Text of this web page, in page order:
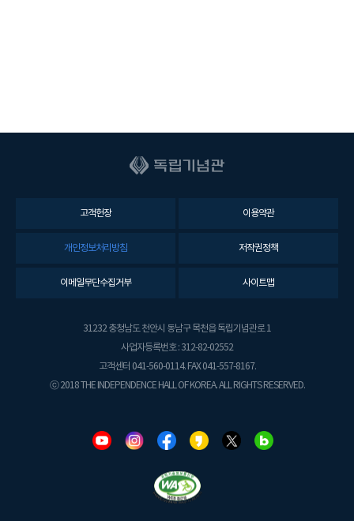
고객헌장 이용약관
개인정보처리방침 저작권정책
이메일무단수집거부 사이트맵
31232 충청남도 천안시 동남구 목천읍 독립기념관로 1
사업자등록번호 : 312-82-02552
고객센터 041-560-0114. FAX 041-557-8167.
ⓒ 2018 THE INDEPENDENCE HALL OF KOREA. ALL RIGHTS RESERVED.